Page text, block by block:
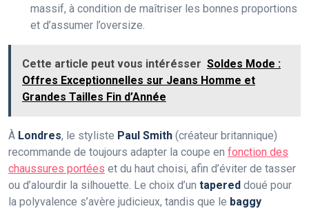
massif, à condition de maîtriser les bonnes proportions
et d’assumer l’oversize.
Cette article peut vous intérésser Soldes Mode :
Offres Exceptionnelles sur Jeans Homme et
Grandes Tailles Fin d’Année
À Londres, le styliste Paul Smith (créateur britannique)
recommande de toujours adapter la coupe en fonction des
chaussures portées et du haut choisi, afin d’éviter de tasser
ou d’alourdir la silhouette. Le choix d’un tapered doué pour
la polyvalence s’avère judicieux, tandis que le baggy